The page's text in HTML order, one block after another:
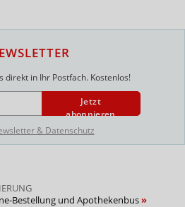
direkt in Ihr Postfach. Kostenlos!
Jetzt
abonnieren
& Datenschutz
Bestellung und Apothekenbus